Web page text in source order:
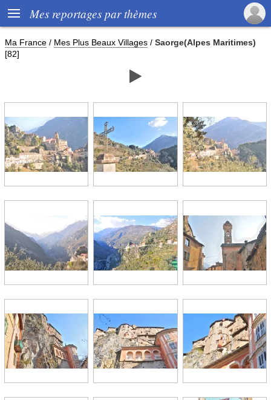
 Mes reportages par thèmes
Ma France / Mes Plus Beaux Villages / Saorge(Alpes Maritimes)
[82]
